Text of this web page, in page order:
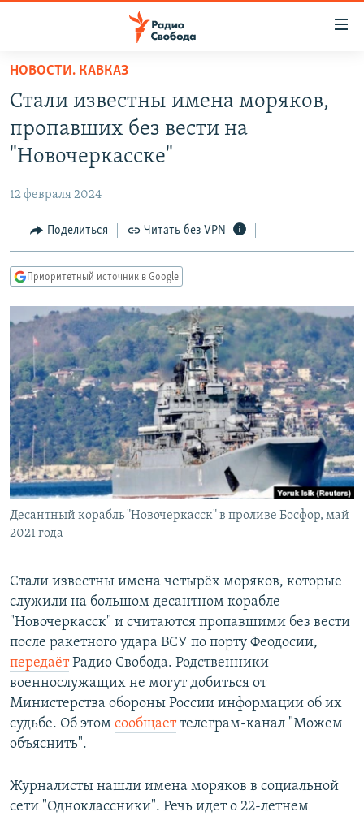
упрощенного
доступа
основному
Вернутся
Вернутся
поиску
АВТОРСКИЕ ПРОЕКТЫ
МНЕНИЯ
КУЛЬТУРА
КАВКАЗ.РЕАЛИИ
СЕВЕР.РЕАЛИИ
СИБИРЬ.РЕАЛИИ
РАСПИСАНИЕ ВЕЩАНИЯ
ПОДПИШИТЕСЬ НА РАССЫЛКУ
СОЦИАЛЬНЫЕ СЕТИ
НОВОСТИ. КАВКАЗ
Стали известны имена моряков,
пропавших без вести на
"Новочеркасске"
12 февраля 2024
Поделиться Читать без VPN
Приоритетный источник в Google
Десантный корабль "Новочеркасск" в проливе Босфор, май
2021 года
Стали известны имена четырёх моряков, которые
служили на большом десантном корабле
"Новочеркасск" и считаются пропавшими без вести
после ракетного удара ВСУ по порту Феодосии,
передаётРадио Свобода. Родственники
военнослужащих не могут добиться от
Министерства обороны России информации об их
судьбе. Об этом сообщаеттелеграм-канал "Можем
объяснить".
Журналисты нашли имена моряков в социальной
сети "Одноклассники". Речь идет о 22-летнем